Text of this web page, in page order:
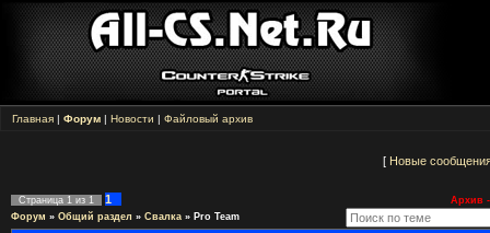
Главная | Форум | Новости | Файловый архив
[ Новые
Страница 1 из 1 1
Архив -
Форум » Общий раздел » Свалка » Pro Team